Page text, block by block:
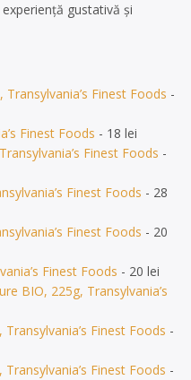
gustativă și
Finest Foods -
Finest Foods - 18 lei
Finest Foods -
Finest Foods - 28
Finest Foods - 20
Finest Foods - 20 lei
BIO, 225g, Transylvania’s
Finest Foods -
Finest Foods -